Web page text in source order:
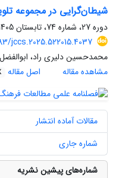
شیطان‌گرایی در مجموعه
دوره 27، شماره 74، تابستان 1405، صفحه
jccs.2025.522015.4037
محمدحسین دلیری راد، ابوالفضل
مشاهده مقاله
اصل مقاله
مقالات آماده انتشار
شماره جاری
شماره‌های پیشین نشریه